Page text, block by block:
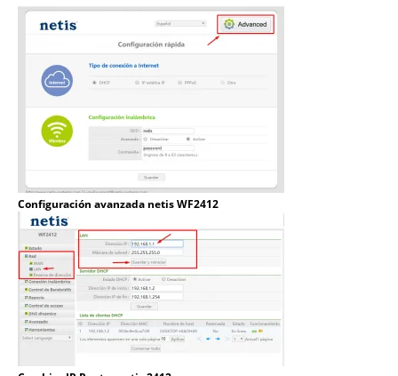
Configuración avanzada netis WF2412